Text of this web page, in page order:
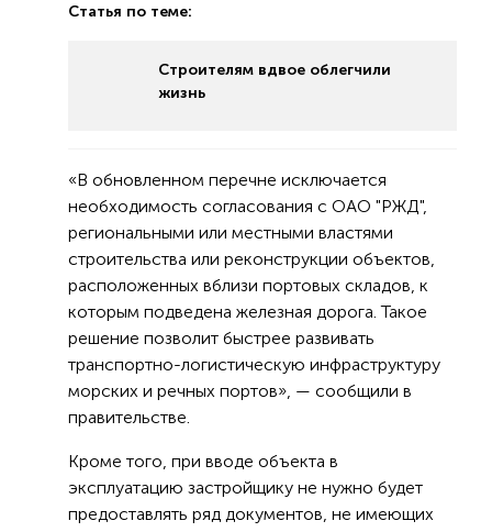
Статья по теме:
Строителям вдвое облегчили
жизнь
«В обновленном перечне исключается
необходимость согласования с ОАО "РЖД",
региональными или местными властями
строительства или реконструкции объектов,
расположенных вблизи портовых складов, к
которым подведена железная дорога. Такое
решение позволит быстрее развивать
транспортно-логистическую инфраструктуру
морских и речных портов», — сообщили в
правительстве.
Кроме того, при вводе объекта в
эксплуатацию застройщику не нужно будет
предоставлять ряд документов, не имеющих